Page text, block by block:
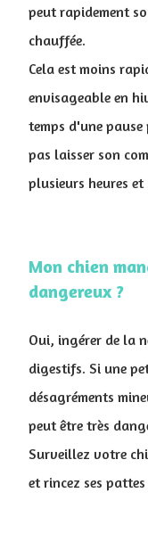
peut rapidement
chauffée.
Cela est moins
envisageable en
temps d'une
pas laisser son
plusieurs heures
Mon chien
dangereux ?
Oui, ingérer de la
digestifs. Si une
désagréments
peut être très
Surveillez votre
et rincez ses